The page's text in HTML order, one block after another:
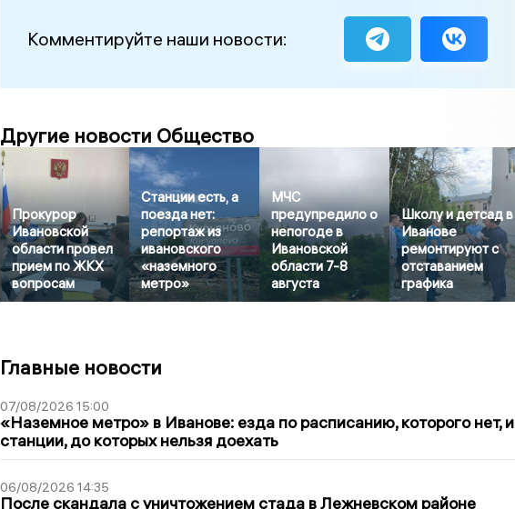
Комментируйте наши новости:
Другие новости Общество
Прокурор
Ивановской
области провел
прием по ЖКХ
вопросам
Станции есть, а
поезда нет:
репортаж из
ивановского
«наземного
метро»
МЧС
предупредило о
непогоде в
Ивановской
области 7-8
августа
Школу и детсад в
Иванове
ремонтируют с
отставанием
графика
Главные новости
07/08/2026 15:00
«Наземное метро» в Иванове: езда по расписанию, которого нет, и
станции, до которых нельзя доехать
06/08/2026 14:35
После скандала с уничтожением стада в Лежневском районе